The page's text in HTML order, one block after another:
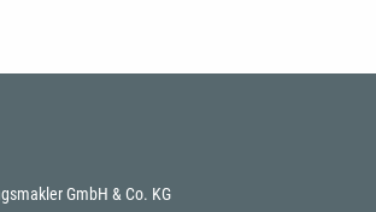
GmbH & Co. KG